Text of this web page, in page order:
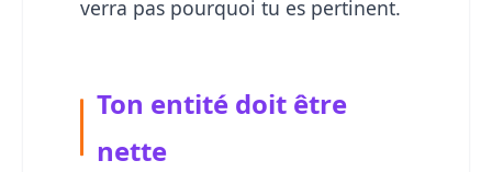
verra pas pourquoi tu es pertinent.
Ton entité doit être
nette